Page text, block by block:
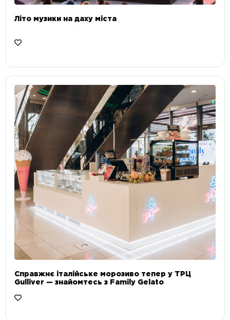
Літо музики на даху міста
Справжнє італійське морозиво тепер у ТРЦ
Gulliver — знайомтесь з Family Gelato